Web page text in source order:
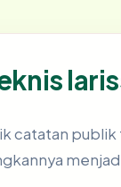
catatan